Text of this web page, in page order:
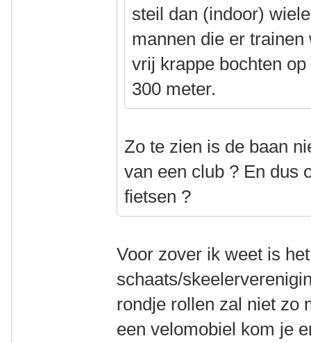
steil dan (indoor)
mannen die er
vrij krappe bochten
300 meter.
Zo te zien is de baan
van een club ? En dus
fietsen ?
Voor zover ik weet is
schaats/
rondje rollen zal niet zo
een velomobiel kom je